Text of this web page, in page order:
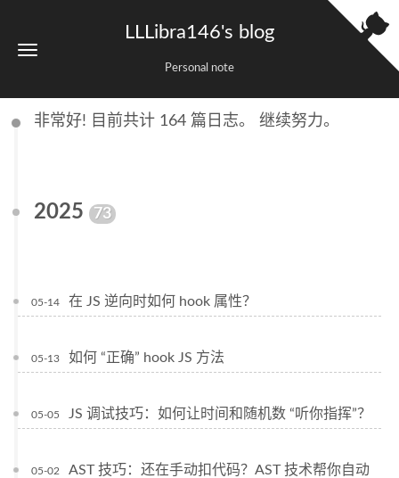
LLLibra146's blog
Personal note
非常好! 目前共计 164 篇日志。 继续努力。
2025 73
05-14 在 JS 逆向时如何 hook 属性？
05-13 如何 “正确” hook JS 方法
05-05 JS 调试技巧：如何让时间和随机数 “听你指挥”？
05-02
AST 技巧：还在手动扣代码？AST 技术帮你自动